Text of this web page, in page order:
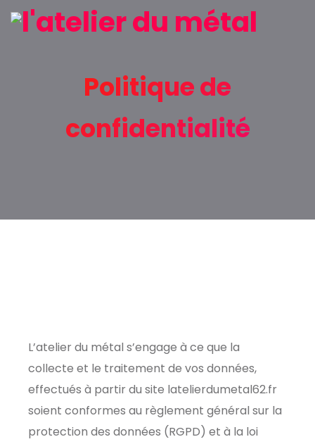
Politique de
confidentialité
L’atelier du métal s’engage à ce que la
collecte et le traitement de vos données,
effectués à partir du site latelierdumetal62.fr
soient conformes au règlement général sur la
protection des données (RGPD) et à la loi